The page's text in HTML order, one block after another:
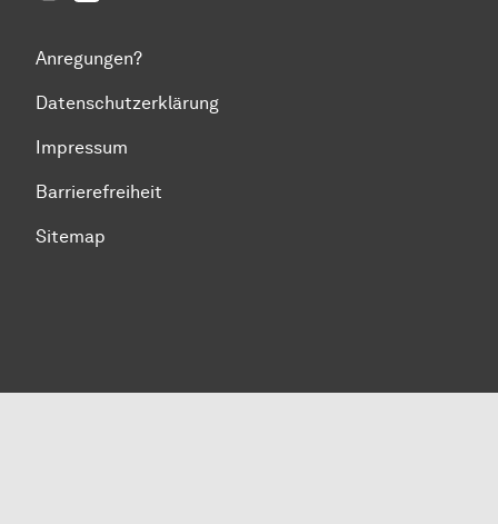
Anregungen?
Datenschutzerklärung
Impressum
Barrierefreiheit
Sitemap